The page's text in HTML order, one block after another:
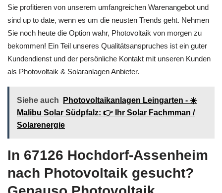
Sie profitieren von unserem umfangreichen Warenangebot und
sind up to date, wenn es um die neusten Trends geht. Nehmen
Sie noch heute die Option wahr, Photovoltaik von morgen zu
bekommen! Ein Teil unseres Qualitätsanspruches ist ein guter
Kundendienst und der persönliche Kontakt mit unseren Kunden
als Photovoltaik & Solaranlagen Anbieter.
Siehe auch
Photovoltaikanlagen Leingarten - ☀️
Malibu Solar Südpfalz: 👉 Ihr Solar Fachmman /
Solarenergie
In 67126 Hochdorf-Assenheim
nach Photovoltaik gesucht?